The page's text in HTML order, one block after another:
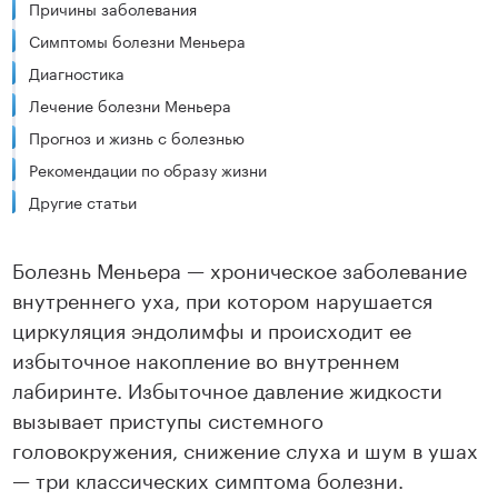
Причины заболевания
Симптомы болезни Меньера
Диагностика
Лечение болезни Меньера
Прогноз и жизнь с болезнью
Рекомендации по образу жизни
Другие статьи
Болезнь Меньера — хроническое заболевание
внутреннего уха, при котором нарушается
циркуляция эндолимфы и происходит ее
избыточное накопление во внутреннем
лабиринте. Избыточное давление жидкости
вызывает приступы системного
головокружения, снижение слуха и шум в ушах
— три классических симптома болезни.